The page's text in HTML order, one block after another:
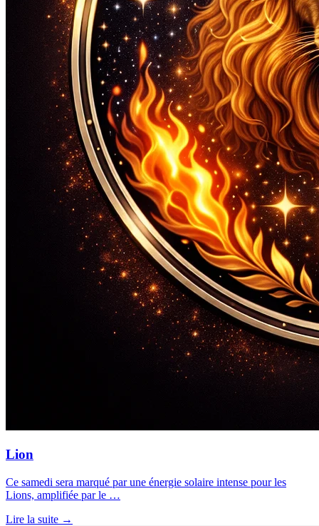
Lion
Ce samedi sera marqué par une énergie solaire intense pour les
Lions, amplifiée par le …
Lire la suite →